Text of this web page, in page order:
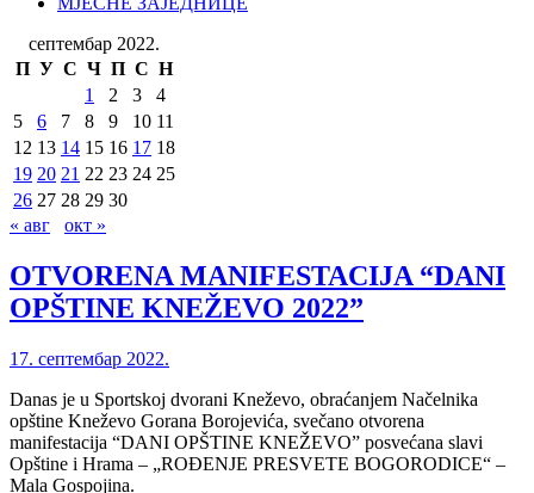
септембар 2022.
П У С Ч П С Н
1
2 3
4
5
6 7 8 9 10 11
12 13 14 15 16 17 18
19 20 21 22 23 24 25
26 27 28 29 30
« авг
окт »
OTVORENA MANIFESTACIJA “DANI
OPŠTINE KNEŽEVO 2022”
17. септембар 2022.
Danas je u Sportskoj dvorani Kneževo, obraćanjem Načelnika
opštine Kneževo Gorana Borojevića, svečano otvorena
manifestacija “DANI OPŠTINE KNEŽEVO” posvećana slavi
Opštine i Hrama – „ROĐENJE PRESVETE BOGORODICE“ –
Mala Gospojina.